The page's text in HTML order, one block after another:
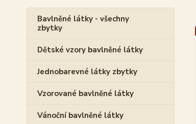
Bavlněné látky - všechny
zbytky
Dětské vzory bavlněné látky
Jednobarevné látky zbytky
Vzorované bavlněné látky
Vánoční bavlněné látky